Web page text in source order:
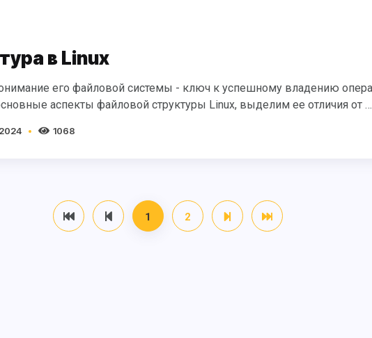
в Linux
аспекты файловой структуры Linux, выделим ее отличия от …
1068
1 2